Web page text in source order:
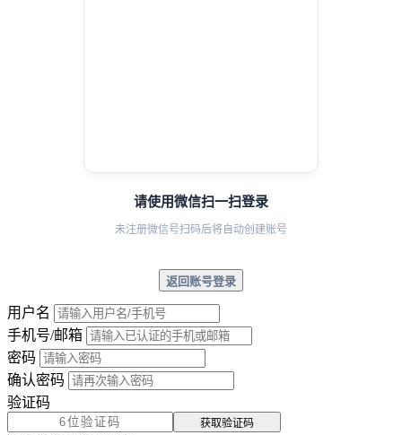
请使用微信扫一扫登录
未注册微信号扫码后将自动创建账号
返回账号登录
用户名
手机号/邮箱
密码
确认密码
验证码
获取验证码